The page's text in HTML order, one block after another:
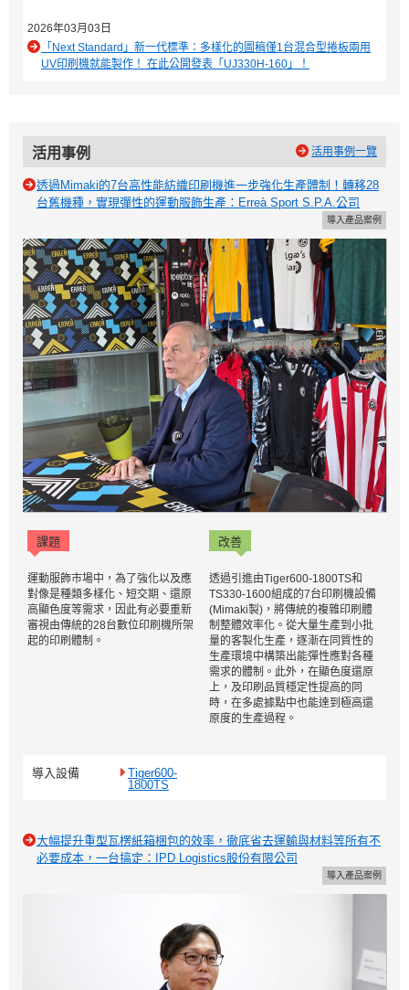
2026年03月03日
「Next Standard」新一代標準：多樣化的圖稿僅1台混合型捲板兩用
UV印刷機就能製作！ 在此公開發表「UJ330H-160」！
活用事例 活用事例一覽
透過Mimaki的7台高性能紡織印刷機進一步強化生產體制！轉移28
台舊機種，實現彈性的運動服飾生產：Erreà Sport S.P.A.公司
導入產品案例
課題 改善
運動服飾市場中，為了強化以及應
對像是種類多樣化、短交期、還原
高顯色度等需求，因此有必要重新
審視由傳統的28台數位印刷機所架
起的印刷體制。
透過引進由Tiger600-1800TS和
TS330-1600組成的7台印刷機設備
(Mimaki製)，將傳統的複雜印刷體
制整體效率化。從大量生產到小批
量的客製化生產，逐漸在同質性的
生產環境中構築出能彈性應對各種
需求的體制。此外，在顯色度還原
上，及印刷品質穩定性提高的同
時，在多處據點中也能達到極高還
原度的生產過程。
導入設備
Tiger600-
1800TS
大幅提升重型瓦楞紙箱梱包的效率，徹底省去運輸與材料等所有不
必要成本，一台搞定：IPD Logistics股份有限公司
導入產品案例